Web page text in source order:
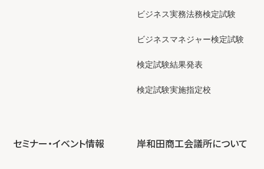
ビジネス実務法務検定試験
ビジネスマネジャー検定試験
検定試験結果発表
検定試験実施指定校
セミナー・イベント情報 岸和田商工会議所について